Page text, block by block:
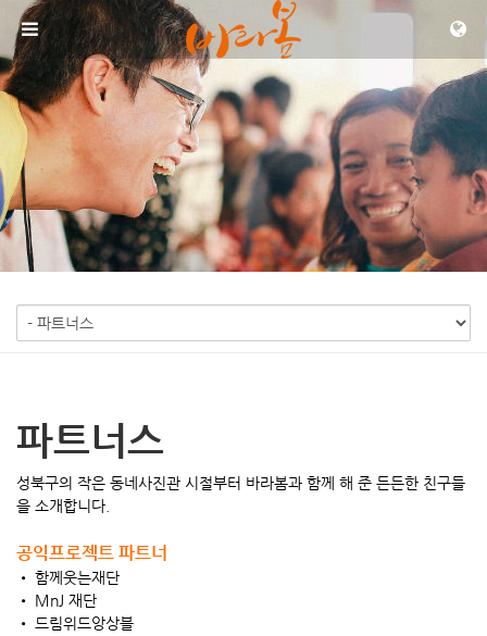
메뉴 건너뛰기
파트너스
성북구의 작은 동네사진관 시절부터 바라봄과 함께 해 준 든든한 친구들
을 소개합니다.
공익프로젝트 파트너
• 함께웃는재단
• MnJ 재단
• 드림위드앙상블